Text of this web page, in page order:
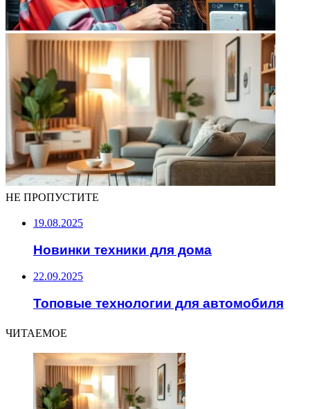
НЕ ПРОПУСТИТЕ
19.08.2025
Новинки техники для дома
22.09.2025
Топовые технологии для автомобиля
ЧИТАЕМОЕ